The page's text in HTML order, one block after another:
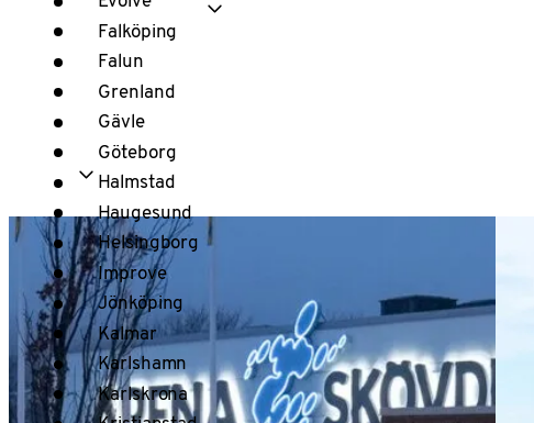
Falköping
Falun
Grenland
Gävle
Göteborg
Halmstad
Haugesund
Helsingborg
Improve
Jönköping
Kalmar
Karlshamn
Karlskrona